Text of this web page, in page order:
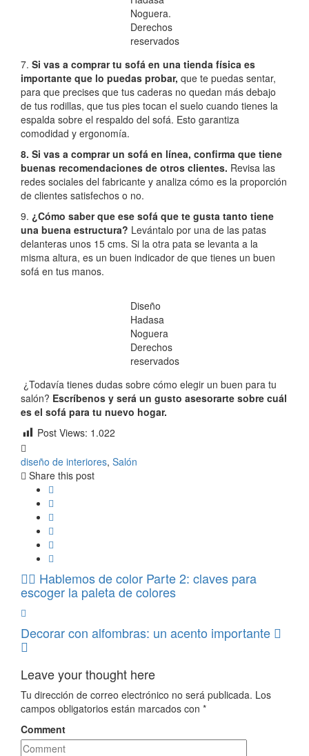
Noguera.
Derechos
reservados
7. Si vas a comprar tu sofá en una tienda física es
importante que lo puedas probar, que te puedas sentar,
para que precises que tus caderas no quedan más debajo
de tus rodillas, que tus pies tocan el suelo cuando tienes la
espalda sobre el respaldo del sofá. Esto garantiza
comodidad y ergonomía.
8. Si vas a comprar un sofá en línea, confirma que tiene
buenas recomendaciones de otros clientes. Revisa las
redes sociales del fabricante y analiza cómo es la proporción
de clientes satisfechos o no.
9. ¿Cómo saber que ese sofá que te gusta tanto tiene
una buena estructura? Levántalo por una de las patas
delanteras unos 15 cms. Si la otra pata se levanta a la
misma altura, es un buen indicador de que tienes un buen
sofá en tus manos.
Diseño
Hadasa
Noguera
Derechos
reservados
¿Todavía tienes dudas sobre cómo elegir un buen para tu
salón? Escríbenos y será un gusto asesorarte sobre cuál
es el sofá para tu nuevo hogar.
Post Views: 1.022
diseño de interiores, Salón
Share this post
Hablemos de color Parte 2: claves para
escoger la paleta de colores
Decorar con alfombras: un acento importante
Leave your thought here
Tu dirección de correo electrónico no será publicada. Los
campos obligatorios están marcados con *
Comment